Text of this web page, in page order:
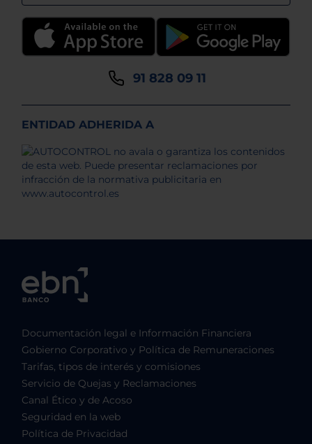
91 828 09 11
ENTIDAD ADHERIDA A
Documentación legal e Información Financiera
Gobierno Corporativo y Política de Remuneraciones
Tarifas, tipos de interés y comisiones
Servicio de Quejas y Reclamaciones
Canal Ético y de Acoso
Seguridad en la web
Política de Privacidad